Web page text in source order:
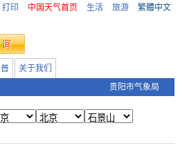
打印 中国天气首页 生活 旅游
繁體中文
关于我们
贵阳市气象局